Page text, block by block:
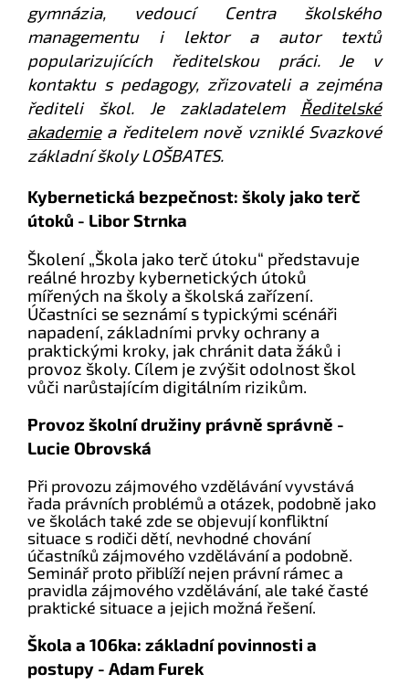
gymnázia, vedoucí Centra školského
managementu i lektor a autor textů
popularizujících ředitelskou práci. Je v
kontaktu s pedagogy, zřizovateli a zejména
řediteli škol. Je zakladatelem Ředitelské
akademiea ředitelem nově vzniklé Svazkové
základní školy LOŠBATES.
Kybernetická bezpečnost: školy jako terč
útoků - Libor Strnka
Školení „Škola jako terč útoku“ představuje
reálné hrozby kybernetických útoků
mířených na školy a školská zařízení.
Účastníci se seznámí s typickými scénáři
napadení, základními prvky ochrany a
praktickými kroky, jak chránit data žáků i
provoz školy. Cílem je zvýšit odolnost škol
vůči narůstajícím digitálním rizikům.
Provoz školní družiny právně správně -
Lucie Obrovská
Při provozu zájmového vzdělávání vyvstává
řada právních problémů a otázek, podobně jako
ve školách také zde se objevují konfliktní
situace s rodiči dětí, nevhodné chování
účastníků zájmového vzdělávání a podobně.
Seminář proto přiblíží nejen právní rámec a
pravidla zájmového vzdělávání, ale také časté
praktické situace a jejich možná řešení.
Škola a 106ka: základní povinnosti a
postupy - Adam Furek